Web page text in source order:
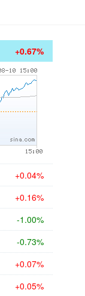
+0.67%
+0.04%
+0.16%
-1.00%
-0.73%
+0.07%
+0.05%